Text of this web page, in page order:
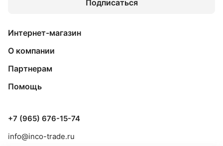
Подписаться
Интернет-магазин
О компании
Партнерам
Помощь
+7 (965) 676-15-74
info@inco-trade.ru